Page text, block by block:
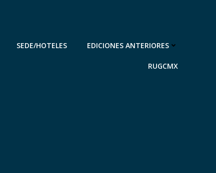
SEDE/HOTELES EDICIONES ANTERIORES
RUGCMX